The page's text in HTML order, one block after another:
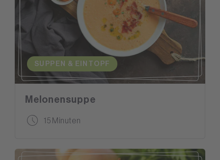
SUPPEN & EINTOPF
Melonensuppe
15 Minuten